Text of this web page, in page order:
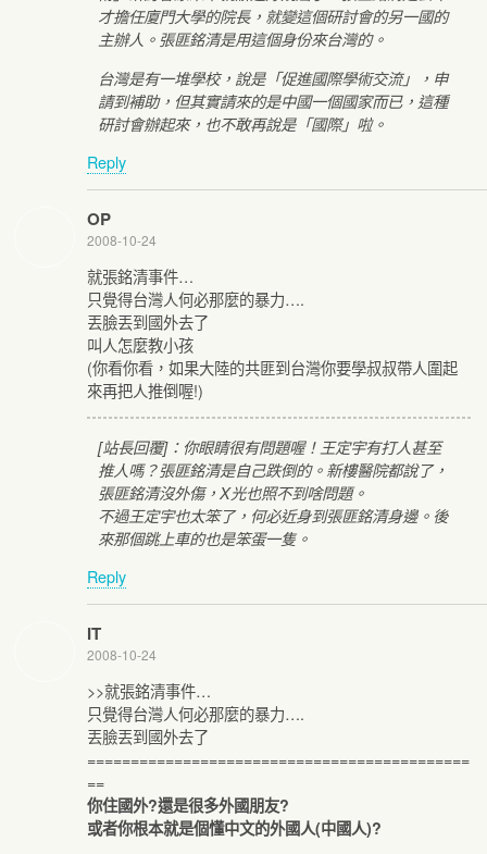
才擔任廈門大學的院長，就變這個研討會的另一國的
主辦人。張匪銘清是用這個身份來台灣的。
台灣是有一堆學校，說是「促進國際學術交流」，申
請到補助，但其實請來的是中國一個國家而已，這種
研討會辦起來，也不敢再說是「國際」啦。
Reply
OP
2008-10-24
就張銘清事件…
只覺得台灣人何必那麼的暴力….
丟臉丟到國外去了
叫人怎麼教小孩
(你看你看，如果大陸的共匪到台灣你要學叔叔帶人圍起
來再把人推倒喔!)
[站長回覆]：你眼睛很有問題喔！王定宇有打人甚至
推人嗎？張匪銘清是自己跌倒的。新樓醫院都說了，
張匪銘清沒外傷，X光也照不到啥問題。
不過王定宇也太笨了，何必近身到張匪銘清身邊。後
來那個跳上車的也是笨蛋一隻。
Reply
IT
2008-10-24
>>就張銘清事件…
只覺得台灣人何必那麼的暴力….
丟臉丟到國外去了
============================================
==
你住國外?還是很多外國朋友?
或者你根本就是個懂中文的外國人(中國人)?